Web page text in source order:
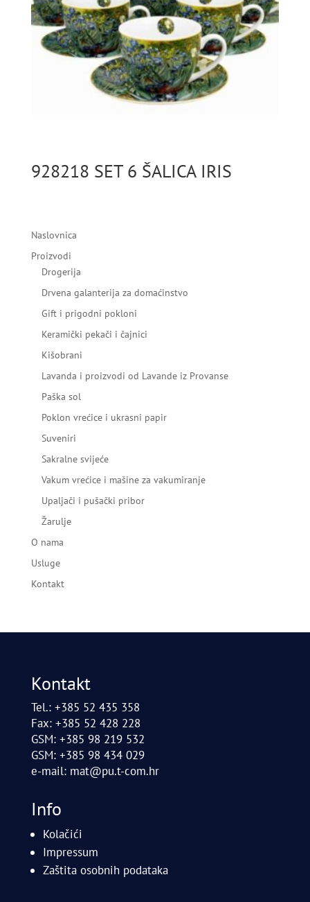
928218 SET 6 ŠALICA IRIS
Naslovnica
Proizvodi
Drogerija
Drvena galanterija za domaćinstvo
Gift i prigodni pokloni
Keramički pekači i čajnici
Kišobrani
Lavanda i proizvodi od Lavande iz Provanse
Paška sol
Poklon vrećice i ukrasni papir
Suveniri
Sakralne svijeće
Vakum vrećice i mašine za vakumiranje
Upaljači i pušački pribor
Žarulje
O nama
Usluge
Kontakt
Kontakt
Tel.: +385 52 435 358
Fax: +385 52 428 228
GSM: +385 98 219 532
GSM: +385 98 434 029
e-mail: mat@pu.t-com.hr
Info
Kolačići
Impressum
Zaštita osobnih podataka